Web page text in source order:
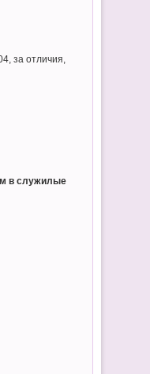
за отличия,
в служилые